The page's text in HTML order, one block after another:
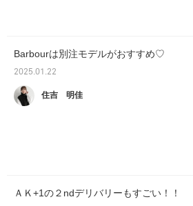
Barbourは別注モデルがおすすめ♡
2025.01.22
住吉 明佳
ＡＫ+1の２ndデリバリーもすごい！！